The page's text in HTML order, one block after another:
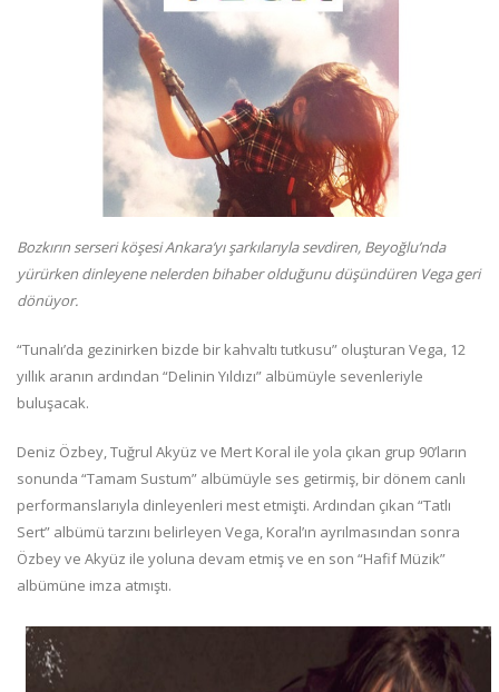
Bozkırın serseri köşesi Ankara’yı şarkılarıyla sevdiren, Beyoğlu’nda
yürürken dinleyene nelerden bihaber olduğunu düşündüren Vega geri
dönüyor.
“Tunalı’da gezinirken bizde bir kahvaltı tutkusu” oluşturan Vega, 12
yıllık aranın ardından “Delinin Yıldızı” albümüyle sevenleriyle
buluşacak.
Deniz Özbey, Tuğrul Akyüz ve Mert Koral ile yola çıkan grup 90’ların
sonunda “Tamam Sustum” albümüyle ses getirmiş, bir dönem canlı
performanslarıyla dinleyenleri mest etmişti. Ardından çıkan “Tatlı
Sert” albümü tarzını belirleyen Vega, Koral’ın ayrılmasından sonra
Özbey ve Akyüz ile yoluna devam etmiş ve en son “Hafif Müzik”
albümüne imza atmıştı.